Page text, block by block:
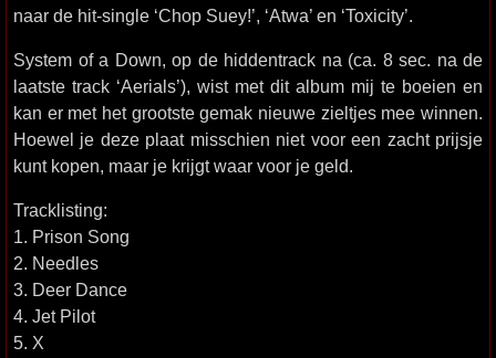
naar de hit-single ‘Chop Suey!’, ‘Atwa’ en ‘Toxicity’.
System of a Down, op de hiddentrack na (ca. 8 sec. na de
laatste track ‘Aerials’), wist met dit album mij te boeien en
kan er met het grootste gemak nieuwe zieltjes mee winnen.
Hoewel je deze plaat misschien niet voor een zacht prijsje
kunt kopen, maar je krijgt waar voor je geld.
Tracklisting:
1. Prison Song
2. Needles
3. Deer Dance
4. Jet Pilot
5. X